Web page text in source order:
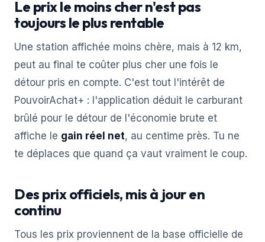
Le prix le moins cher n'est pas
toujours le plus rentable
Une station affichée moins chère, mais à 12 km,
peut au final te coûter plus cher une fois le
détour pris en compte. C'est tout l'intérêt de
PouvoirAchat+ : l'application déduit le carburant
brûlé pour le détour de l'économie brute et
affiche le gain réel net, au centime près. Tu ne
te déplaces que quand ça vaut vraiment le coup.
Des prix officiels, mis à jour en
continu
Tous les prix proviennent de la base officielle de